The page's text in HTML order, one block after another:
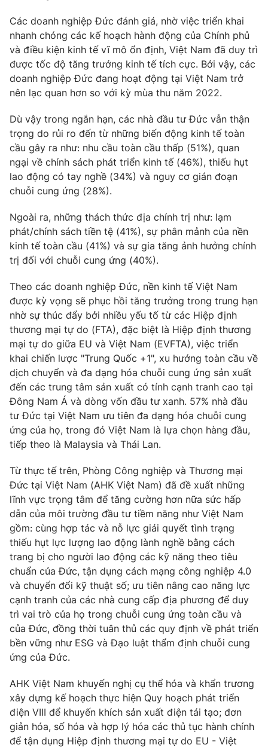
Khán giả
Giải sao mai
Sao
Du lịch
Làm đẹp
Chất lượng cuộc sống
Giáo dục
Tuyển sinh
Học trực tuyến
Công nghệ
Hitech Công nghệ tương lai
Thị trường
Tư vấn
Giao lưu trực tuyến
Lịch phát sóng
Chuyên mục khác
Emagazine
Photo Infographic
Video Shorts video
VTV Money VTV Thể thao
VTV Sức khoẻ Bất động sản
Thị trường 24h Tấm lòng Việt
VTV4 Vươn mình bằng AI
VTV9 VTV8
Liên hệ tòa soạn English
THỜI BÁO VTV
Theo dõi báo trên
Cơ quan chủ quản:Đài Truyền hình Việt Nam
Cơ quan báo chí:Thời báo VTV
Giấy phép hoạt động báo in và báo điện tử số 483/GP-BTTTT
Tổng Biên tập: Vũ Thanh Thủy
Phó Tổng Biên tập:Nguyễn Thị Mỹ Hạnh, Phạm Quốc Thắng,
Nguyễn Trọng Ninh
Tổng đài VTV: 024.38 355 931 - 024.38 355 932
Các doanh nghiệp Đức đánh giá, nhờ việc triển khai
nhanh chóng các kế hoạch hành động của Chính phủ
và điều kiện kinh tế vĩ mô ổn định, Việt Nam đã duy trì
được tốc độ tăng trưởng kinh tế tích cực. Bởi vậy, các
doanh nghiệp Đức đang hoạt động tại Việt Nam trở
nên lạc quan hơn so với kỳ mùa thu năm 2022.
Dù vậy trong ngắn hạn, các nhà đầu tư Đức vẫn thận
trọng do rủi ro đến từ những biến động kinh tế toàn
cầu gây ra như: nhu cầu toàn cầu thấp (51%), quan
ngại về chính sách phát triển kinh tế (46%), thiếu hụt
lao động có tay nghề (34%) và nguy cơ gián đoạn
chuỗi cung ứng (28%).
Ngoài ra, những thách thức địa chính trị như: lạm
phát/chính sách tiền tệ (41%), sự phân mảnh của nền
kinh tế toàn cầu (41%) và sự gia tăng ảnh hưởng chính
trị đối với chuỗi cung ứng (40%).
Theo các doanh nghiệp Đức, nền kinh tế Việt Nam
được kỳ vọng sẽ phục hồi tăng trưởng trong trung hạn
nhờ sự thúc đẩy bởi nhiều yếu tố từ các Hiệp định
thương mại tự do (FTA), đặc biệt là Hiệp định thương
mại tự do giữa EU và Việt Nam (EVFTA), việc triển
khai chiến lược "Trung Quốc +1", xu hướng toàn cầu về
dịch chuyển và đa dạng hóa chuỗi cung ứng sản xuất
đến các trung tâm sản xuất có tính cạnh tranh cao tại
Đông Nam Á và dòng vốn đầu tư xanh. 57% nhà đầu
tư Đức tại Việt Nam ưu tiên đa dạng hóa chuỗi cung
ứng của họ, trong đó Việt Nam là lựa chọn hàng đầu,
tiếp theo là Malaysia và Thái Lan.
Từ thực tế trên, Phòng Công nghiệp và Thương mại
Đức tại Việt Nam (AHK Việt Nam) đã đề xuất những
lĩnh vực trọng tâm để tăng cường hơn nữa sức hấp
dẫn của môi trường đầu tư tiềm năng như Việt Nam
gồm: cùng hợp tác và nỗ lực giải quyết tình trạng
thiếu hụt lực lượng lao động lành nghề bằng cách
trang bị cho người lao động các kỹ năng theo tiêu
chuẩn của Đức, tận dụng cách mạng công nghiệp 4.0
và chuyển đổi kỹ thuật số; ưu tiên nâng cao năng lực
cạnh tranh của các nhà cung cấp địa phương để duy
trì vai trò của họ trong chuỗi cung ứng toàn cầu và
của Đức, đồng thời tuân thủ các quy định về phát triển
bền vững như ESG và Đạo luật thẩm định chuỗi cung
ứng của Đức.
AHK Việt Nam khuyến nghị cụ thể hóa và khẩn trương
xây dựng kế hoạch thực hiện Quy hoạch phát triển
điện VIII để khuyến khích sản xuất điện tái tạo; đơn
giản hóa, số hóa và hợp lý hóa các thủ tục hành chính
để tận dụng Hiệp định thương mại tự do EU - Việt